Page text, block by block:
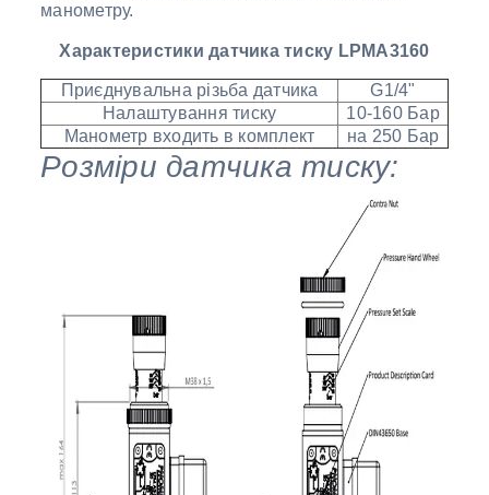
манометру.
Характеристики датчика тиску LPMA3160
Приєднувальна різьба датчика
G1/4"
Налаштування тиску
10-160 Бар
Манометр входить в комплект
на 250 Бар
Розміри датчика тиску: